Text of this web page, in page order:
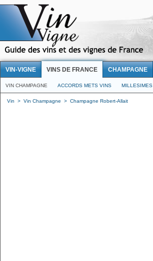
VIN-VIGNE VINS DE FRANCE CHAMPAGNE
VIN CHAMPAGNE ACCORDS METS VINS MILLESIMES
Vin > Vin Champagne > Champagne Robert-Allait